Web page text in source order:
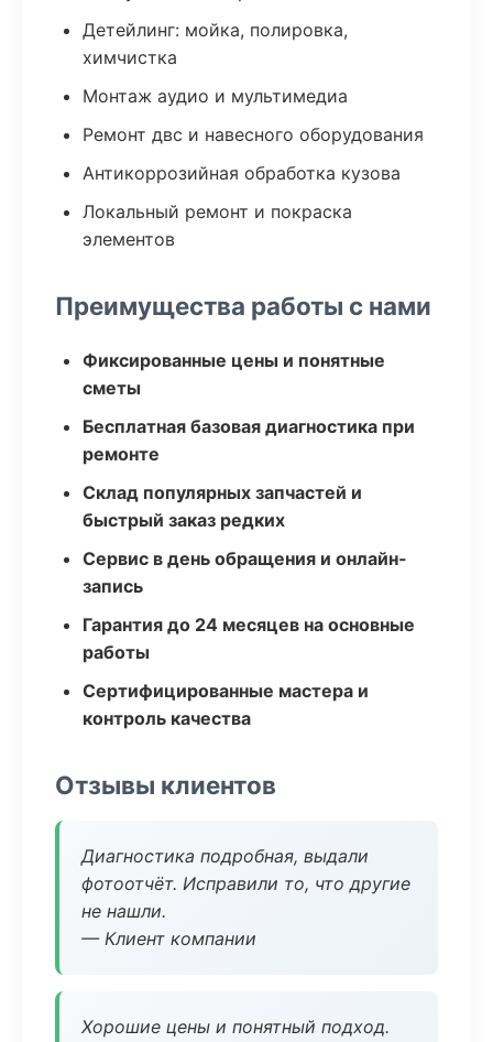
Детейлинг: мойка, полировка,
химчистка
Монтаж аудио и мультимедиа
Ремонт двс и навесного оборудования
Антикоррозийная обработка кузова
Локальный ремонт и покраска
элементов
Преимущества работы с нами
Фиксированные цены и понятные
сметы
Бесплатная базовая диагностика при
ремонте
Склад популярных запчастей и
быстрый заказ редких
Сервис в день обращения и онлайн-
запись
Гарантия до 24 месяцев на основные
работы
Сертифицированные мастера и
контроль качества
Отзывы клиентов
Диагностика подробная, выдали
фотоотчёт. Исправили то, что другие
не нашли.
— Клиент компании
Хорошие цены и понятный подход.